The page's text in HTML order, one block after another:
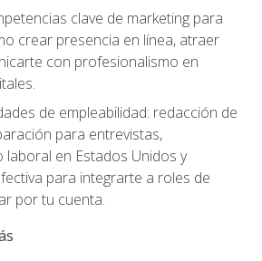
clave de marketing para
crear presencia en línea, atraer
con profesionalismo en
de empleabilidad: redacción de
para entrevistas,
laboral en Estados Unidos y
para integrarte a roles de
por tu cuenta.